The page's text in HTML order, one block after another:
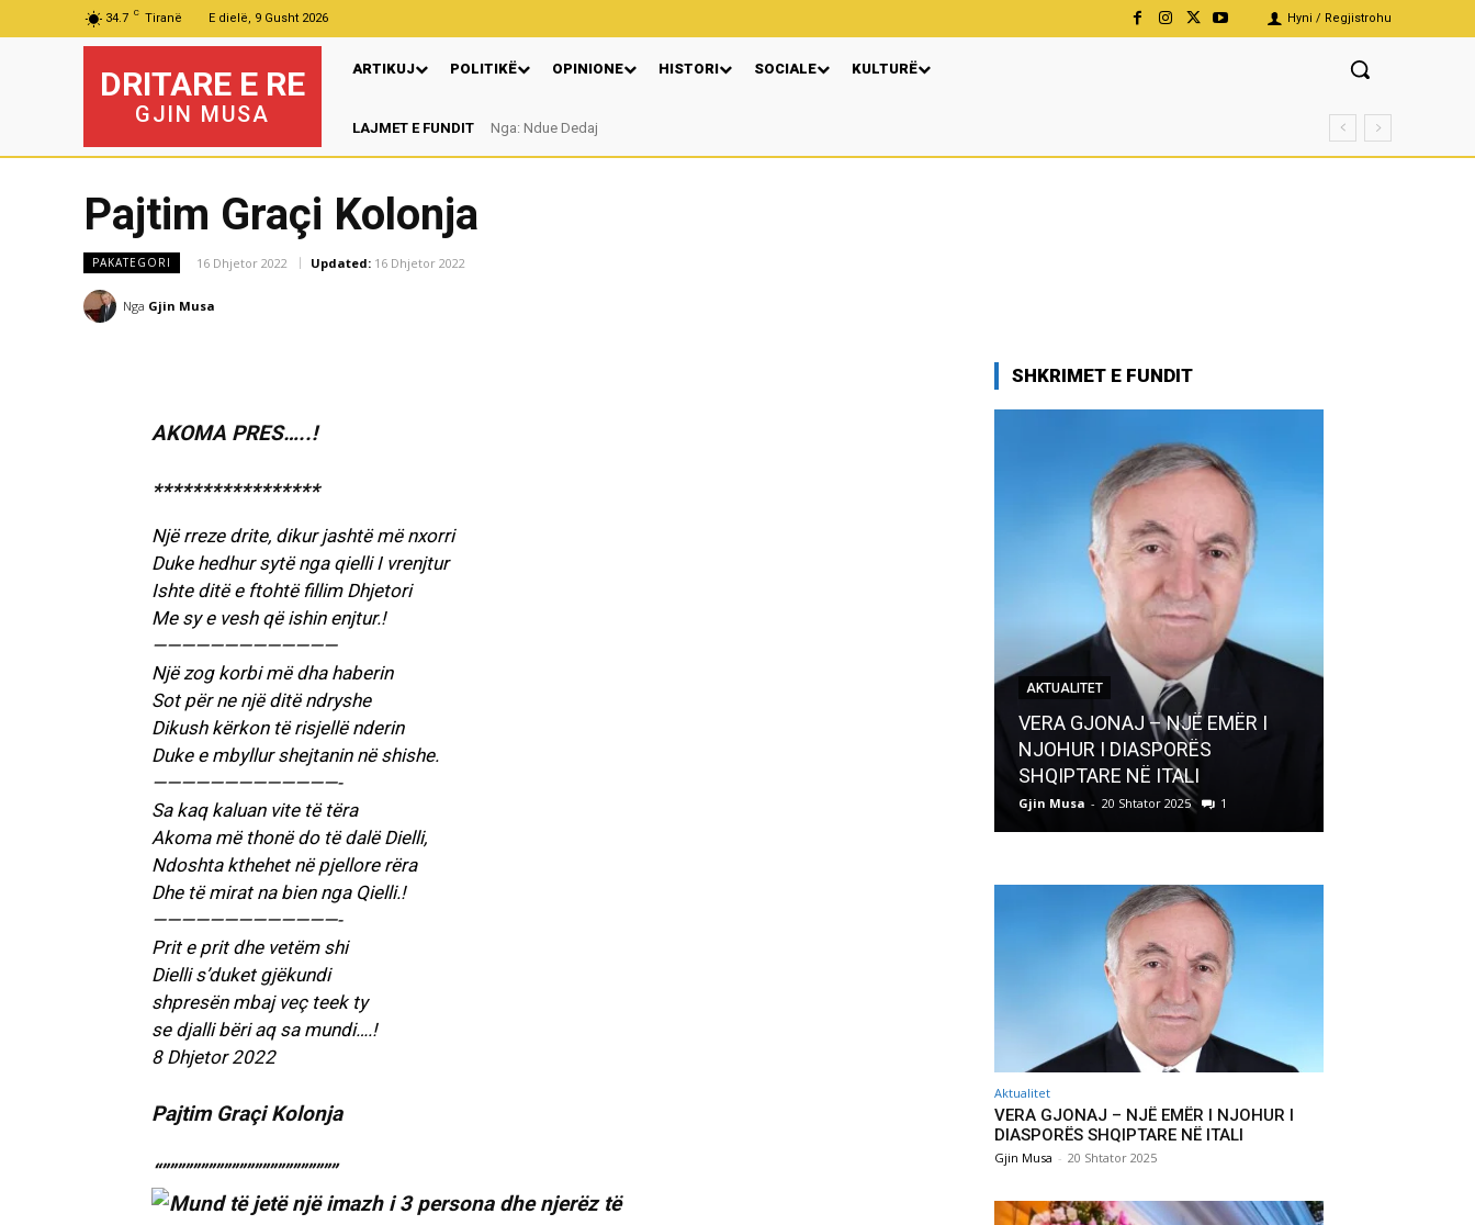
34.7 C Tiranë E dielë, 9 Gusht 2026 Hyni / Regjistrohu
DRITARE E RE
GJIN MUSA
ARTIKUJ POLITIKË OPINIONE HISTORI SOCIALE KULTURË
LAJMET E FUNDIT Nga: Ndue Dedaj
Pajtim Graçi Kolonja
PAKATEGORI 16 Dhjetor 2022 Updated: 16 Dhjetor 2022
Nga Gjin Musa
AKOMA PRES…..!
*****************
Një rreze drite, dikur jashtë më nxorri
Duke hedhur sytë nga qielli I vrenjtur
Ishte ditë e ftohtë fillim Dhjetori
Me sy e vesh që ishin enjtur.!
—————————————
Një zog korbi më dha haberin
Sot për ne një ditë ndryshe
Dikush kërkon të risjellë nderin
Duke e mbyllur shejtanin në shishe.
—————————————-
Sa kaq kaluan vite të tëra
Akoma më thonë do të dalë Dielli,
Ndoshta kthehet në pjellore rëra
Dhe të mirat na bien nga Qielli.!
—————————————-
Prit e prit dhe vetëm shi
Dielli s’duket gjëkundi
shpresën mbaj veç teek ty
se djalli bëri aq sa mundi….!
8 Dhjetor 2022
Pajtim Graçi Kolonja
“”””””””””””””””””””””””
SHKRIMET E FUNDIT
AKTUALITET
VERA GJONAJ – NJË EMËR I
NJOHUR I DIASPORËS
SHQIPTARE NË ITALI
Gjin Musa - 20 Shtator 2025 1
Aktualitet
VERA GJONAJ – NJË EMËR I NJOHUR I
DIASPORËS SHQIPTARE NË ITALI
Gjin Musa - 20 Shtator 2025